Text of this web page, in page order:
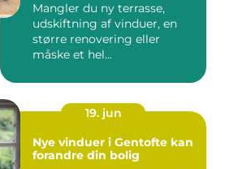
Mangler du ny terrasse,
udskiftning af vinduer, en
større renovering eller
måske et hel...
19. jun
Nye vinduer i Gentofte kan
forandre din bolig